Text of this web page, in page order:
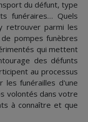
du défunt, type
funéraires… Quels
retrouver parmi les
pompes funèbres
qui mettent
des défunts
au processus
les funérailles d'une
volontés dans votre
à connaître et que